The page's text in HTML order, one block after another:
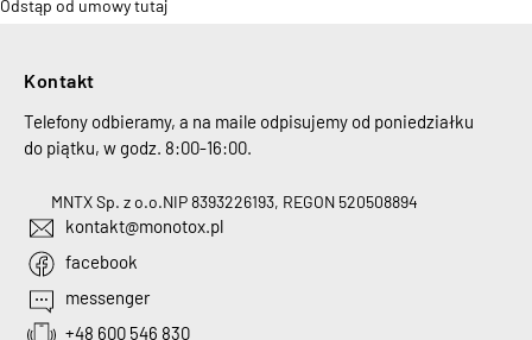
Odstąp od umowy tutaj
Kontakt
Telefony odbieramy, a na maile odpisujemy od poniedziałku
do piątku, w godz. 8:00-16:00.
MNTX Sp. z o.o.NIP 8393226193, REGON 520508894
kontakt@monotox.pl
facebook
messenger
+48 600 546 830